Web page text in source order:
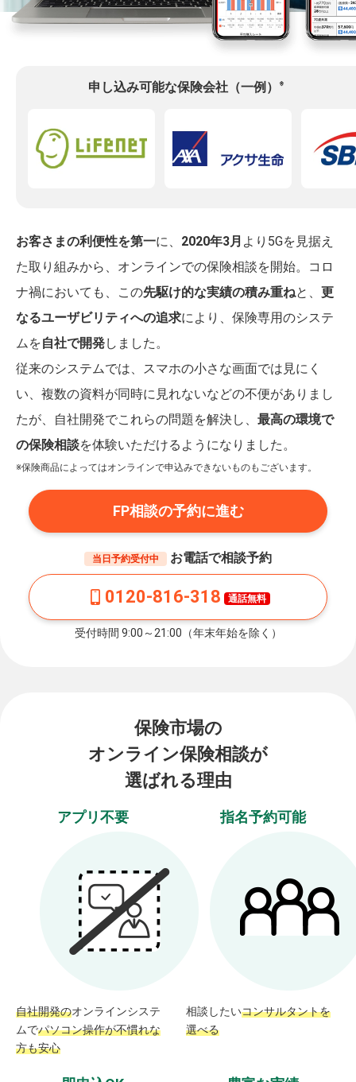
申し込み可能な保険会社（一例） ※
お客さまの利便性を第一に、 2020年3月 より5Gを見据え
た取り組みから、オンラインでの保険相談を開始。コロ
ナ禍においても、この先駆け的な実績の積み重ねと、 更
なるユーザビリティへの追求により、保険専用のシステ
ムを自社で開発しました。
従来のシステムでは、スマホの小さな画面では見にく
い、複数の資料が同時に見れないなどの不便がありまし
たが、自社開発でこれらの問題を解決し、 最高の環境で
の保険相談を体験いただけるようになりました。
※保険商品によってはオンラインで申込みできないものもございます。
FP相談の予約に進む
当日予約受付中 お電話で相談予約
0120-816-318 通話無料
受付時間 9:00～21:00（年末年始を除く）
保険市場の
オンライン保険相談が
選ばれる理由
アプリ不要
自社開発のオンラインシステ
ムでパソコン操作が不慣れな
方も安心
指名予約可能
相談したいコンサルタントを
選べる